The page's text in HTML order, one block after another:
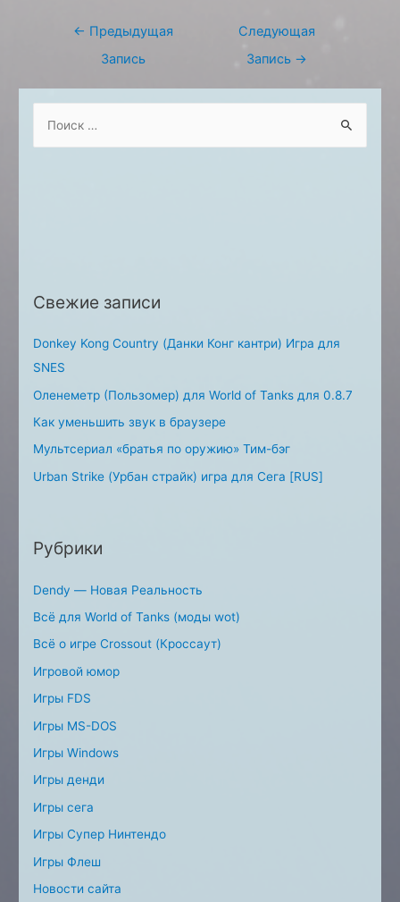
Навигация
← Предыдущая
Запись
Следующая
Запись →
rСвежие записи
Donkey Kong Country (Данки Конг кантри) Игра для
SNES
Оленеметр (Пользомер) для World of Tanks для 0.8.7
Как уменьшить звук в браузере
Мультсериал «братья по оружию» Тим-бэг
Urban Strike (Урбан страйк) игра для Сега [RUS]
Рубрики
Dendy — Новая Реальность
Всё для World of Tanks (моды wot)
Всё о игре Crossout (Кроссаут)
Игровой юмор
Игры FDS
Игры MS-DOS
Игры Windows
Игры денди
Игры сега
Игры Супер Нинтендо
Игры Флеш
Новости сайта